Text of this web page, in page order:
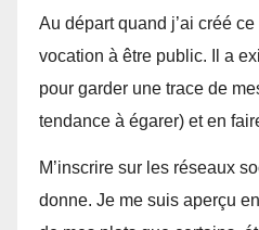
Au départ quand j’ai créé
vocation à être public. Il a
pour garder une trace de
tendance à égarer) et en
M’inscrire sur les réseaux
donne. Je me suis aperçu